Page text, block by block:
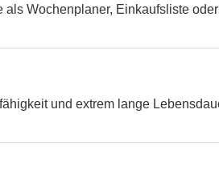
Wochenplaner, Einkaufsliste
und extrem lange